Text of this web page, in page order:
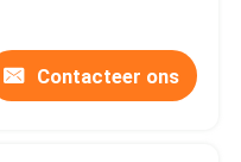
Contacteer ons